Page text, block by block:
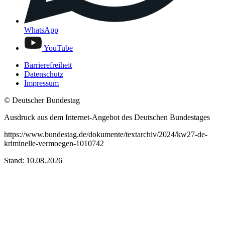
WhatsApp
YouTube
Barrierefreiheit
Datenschutz
Impressum
© Deutscher Bundestag
Ausdruck aus dem Internet-Angebot des Deutschen Bundestages
https://www.bundestag.de/dokumente/textarchiv/2024/kw27-de-
kriminelle-vermoegen-1010742
Stand: 10.08.2026